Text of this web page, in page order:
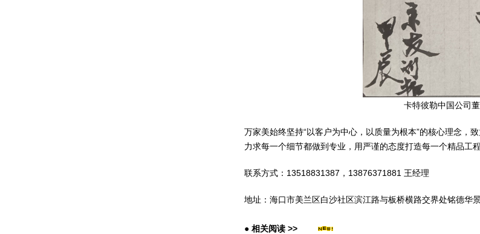
卡特彼勒中国公司
万家美始终坚持“以客户为中心，以质量为根本”的核心理念，
力求每一个细节都做到专业，用严谨的态度打造每一个精品工程
联系方式：13518831387，13876371881 王经理
地址：海口市美兰区白沙社区滨江路与板桥横路交界处铭德华
● 相关阅读 >>